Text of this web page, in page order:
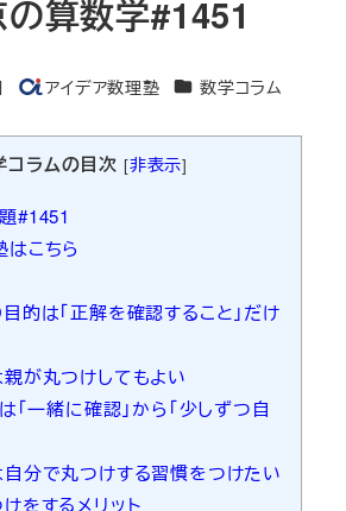
算数学#1451
著
アイデア数理塾 カテゴリー
数学コラム
コラムの目次 [非表示]
#1451
はこちら
的は「正解を確認すること」だけ
が丸つけしてもよい
「一緒に確認」から「少しずつ自
分で丸つけする習慣をつけたい
をするメリット